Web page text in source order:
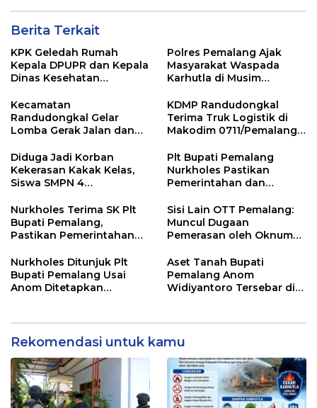
Berita Terkait
KPK Geledah Rumah
Kepala DPUPR dan Kepala
Dinas Kesehatan
Polres Pemalang Ajak
Masyarakat Waspada
Karhutla di Musim
Kecamatan
Randudongkal Gelar
Lomba Gerak Jalan dan
HUT RI ke-81
KDMP Randudongkal
Terima Truk Logistik di
Makodim 0711/Pemalang
Desa
Diduga Jadi Korban
Kekerasan Kakak Kelas,
Siswa SMPN 4
Dunia
Plt Bupati Pemalang
Nurkholes Pastikan
Pemerintahan dan
Berjalan
Nurkholes Terima SK Plt
Bupati Pemalang,
Pastikan Pemerintahan
Sisi Lain OTT Pemalang:
Muncul Dugaan
Pemerasan oleh Oknum
Nurkholes Ditunjuk Plt
Bupati Pemalang Usai
Anom Ditetapkan
Aset Tanah Bupati
Pemalang Anom
Widiyantoro Tersebar di
Rekomendasi untuk kamu